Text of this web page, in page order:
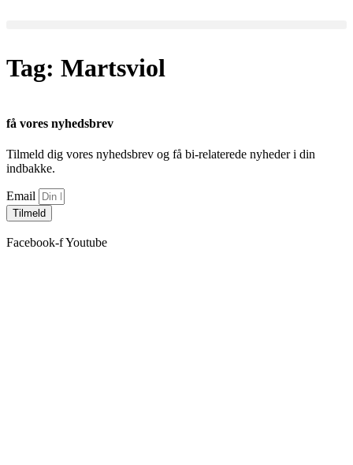
Tag: Martsviol
få vores nyhedsbrev
Tilmeld dig vores nyhedsbrev og få bi-relaterede nyheder i din
indbakke.
Email
Tilmeld
Facebook-fYoutube